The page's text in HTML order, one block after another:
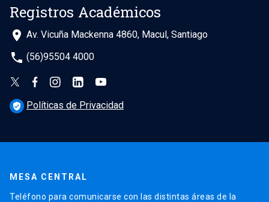
Registros Académicos
place Av. Vicuña Mackenna 4860, Macul, Santiago
phone (56)95504 4000
verified_user Políticas de Privacidad
MESA CENTRAL
Teléfono para comunicarse con las distintas áreas de la